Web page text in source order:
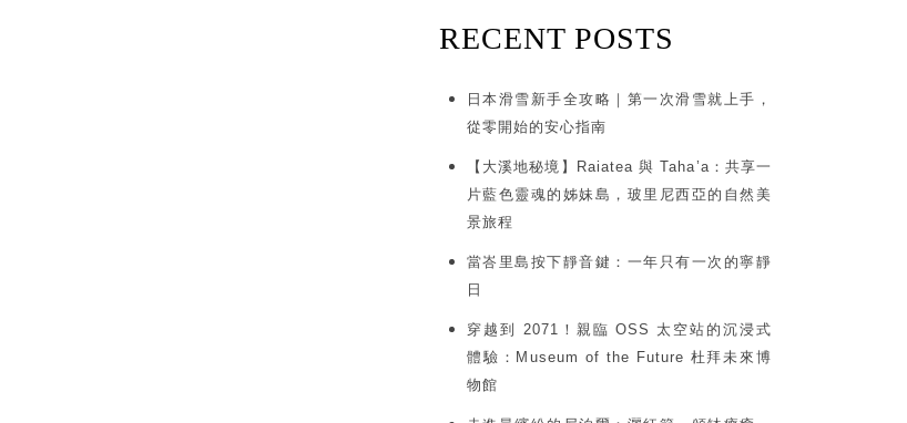
RECENT POSTS
日本滑雪新手全攻略｜第一次滑雪就上手，
從零開始的安心指南
【大溪地秘境】Raiatea 與 Taha’a：共享一
片藍色靈魂的姊妹島，玻里尼西亞的自然美
景旅程
當峇里島按下靜音鍵：一年只有一次的寧靜
日
穿越到 2071！親臨 OSS 太空站的沉浸式
體驗：Museum of the Future 杜拜未來博
物館